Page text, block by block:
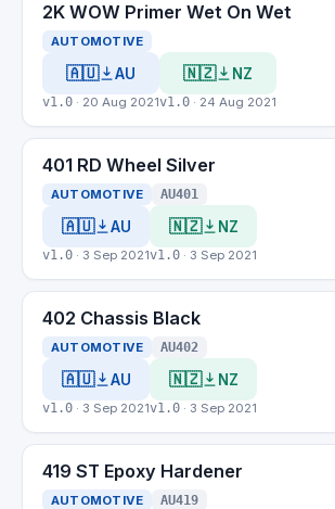
2K WOW Primer Wet On Wet
AUTOMOTIVE
🇦🇺 AU
v1.0 · 20 Aug 2021
🇳🇿 NZ
v1.0 · 24 Aug 2021
401 RD Wheel Silver
AUTOMOTIVE AU401
🇦🇺 AU
v1.0 · 3 Sep 2021
🇳🇿 NZ
v1.0 · 3 Sep 2021
402 Chassis Black
AUTOMOTIVE AU402
🇦🇺 AU
v1.0 · 3 Sep 2021
🇳🇿 NZ
v1.0 · 3 Sep 2021
419 ST Epoxy Hardener
AUTOMOTIVE AU419